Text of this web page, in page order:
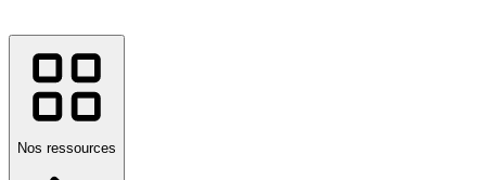
Nos ressources